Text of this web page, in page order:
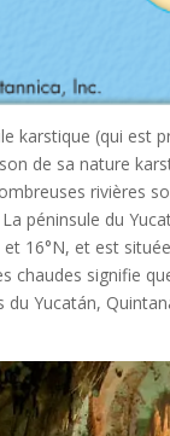
karstique (qui est
de sa nature
rivières
péninsule du
16°N, et est
chaudes signifie
du Yucatán,